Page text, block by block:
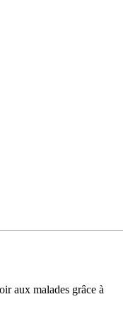
aux malades grâce à